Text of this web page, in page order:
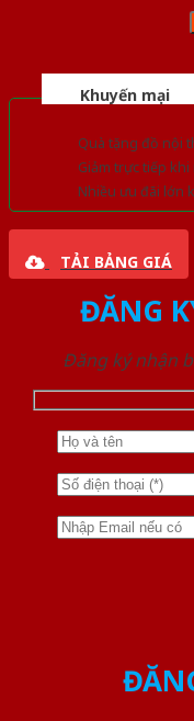
Khuyến mại
Quà tặng đồ nội
Giảm trực tiếp
Nhiều ưu đãi lớn
TẢI BẢNG GIÁ
ĐĂNG
Đăng ký nhận